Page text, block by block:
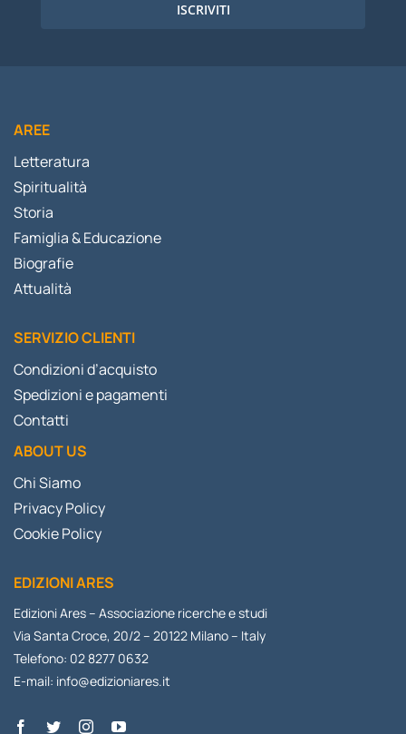
ISCRIVITI
AREE
Letteratura
Spiritualità
Storia
Famiglia & Educazione
Biografie
Attualità
SERVIZIO CLIENTI
Condizioni d’acquisto
Spedizioni e pagamenti
Contatti
ABOUT US
Chi Siamo
Privacy Policy
Cookie Policy
EDIZIONI ARES
Edizioni Ares – Associazione ricerche e studi
Via Santa Croce, 20/2 – 20122 Milano – Italy
Telefono: 02 8277 0632
E-mail: info@edizioniares.it